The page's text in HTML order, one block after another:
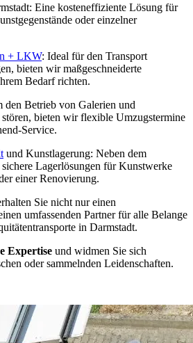
Eine kosteneffiziente Lösung für
oder einzelner
+ LKW: Ideal für den Transport
bieten wir maßgeschneiderte
Bedarf richten.
den Betrieb von Galerien und
bieten wir flexible Umzugstermine
Service.
und Kunstlagerung: Neben dem
Lagerlösungen für Kunstwerke
einer Renovierung.
Sie nicht nur einen
umfassenden Partner für alle Belange
in Darmstadt.
Expertise und widmen Sie sich
oder sammelnden Leidenschaften.